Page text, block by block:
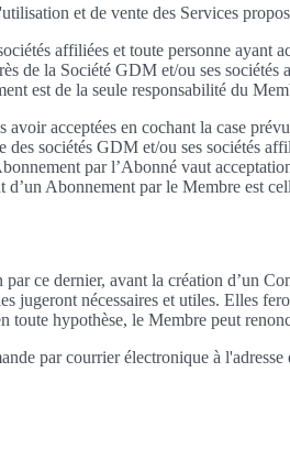
et de vente des Services
affiliées et toute personne
de la Société GDM et/ou ses
est de la seule responsabilité du
acceptées en cochant la case
sociétés GDM et/ou ses sociétés
par l’Abonné vaut
Abonnement par le Membre est
ce dernier, avant la création d’un
jugeront nécessaires et utiles. Elles
hypothèse, le Membre peut
par courrier électronique à